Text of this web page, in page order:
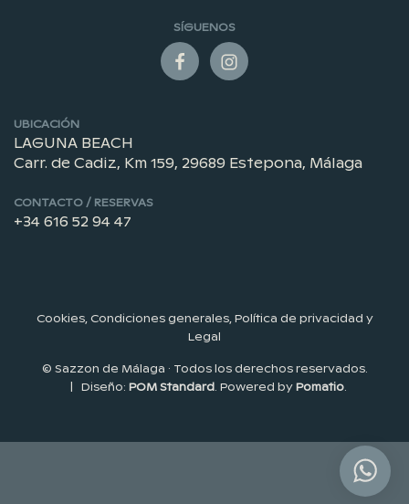
SÍGUENOS
UBICACIÓN
LAGUNA BEACH
Carr. de Cadiz, Km 159, 29689 Estepona, Málaga
CONTACTO / RESERVAS
+34 616 52 94 47
Cookies, Condiciones generales, Política de privacidad y
Legal
© Sazzon de Málaga · Todos los derechos reservados.
| Diseño: POM Standard. Powered by Pomatio.